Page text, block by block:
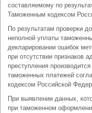
составляемому по
Таможенным кодексом
По результатам проверки
неполной уплаты
декларировании ошибок
при отсутствии признаков
преступления
таможенных платежей
кодексом Российской
При выявлении данных,
при таможенном